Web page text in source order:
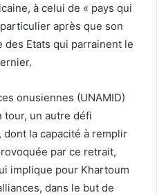
à celui de « pays qui
après que son
Etats qui parrainent le
onusiennes (UNAMID)
tour, un autre défi
la capacité à remplir
par ce retrait,
implique pour Khartoum
dans le but de